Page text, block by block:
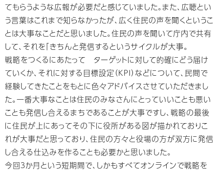
てもらうような広報が必要だと感じていました。また、広聴とい
う言葉はこれまで知らなかったが、広く住民の声を聞くというこ
とは大事なことだと思いました。住民の声を聞いて庁内で共有
して、それを「きちんと発信するというサイクルが大事。
戦略をつくるにあたって ターゲットに対して的確にどう届け
ていくか、それに対する目標設定（KPI）などについて、民間で
経験してきたことをもとに色々アドバイスさせていただきまし
た。一番大事なことは住民のみなさんにとっていいことも悪い
ことも発信し合えるまちであることが大事ですし、戦略の最後
に住民が上にあってその下に役所がある図が描かれておりこ
れが大事だと思っており、住民の方々と役場の方が双方に発信
し合える仕込みを作ることも必要かと思いました。
今回３か月という短期間で、しかもすべてオンラインで戦略を